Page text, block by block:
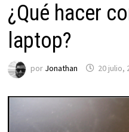
¿Qué hacer
laptop?
por Jonathan 20 julio,